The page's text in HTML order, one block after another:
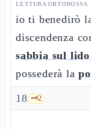
LETTURA ORTODOSSA
io ti benedirò
discendenza
sabbia sul
possederà la
18 🗝️2